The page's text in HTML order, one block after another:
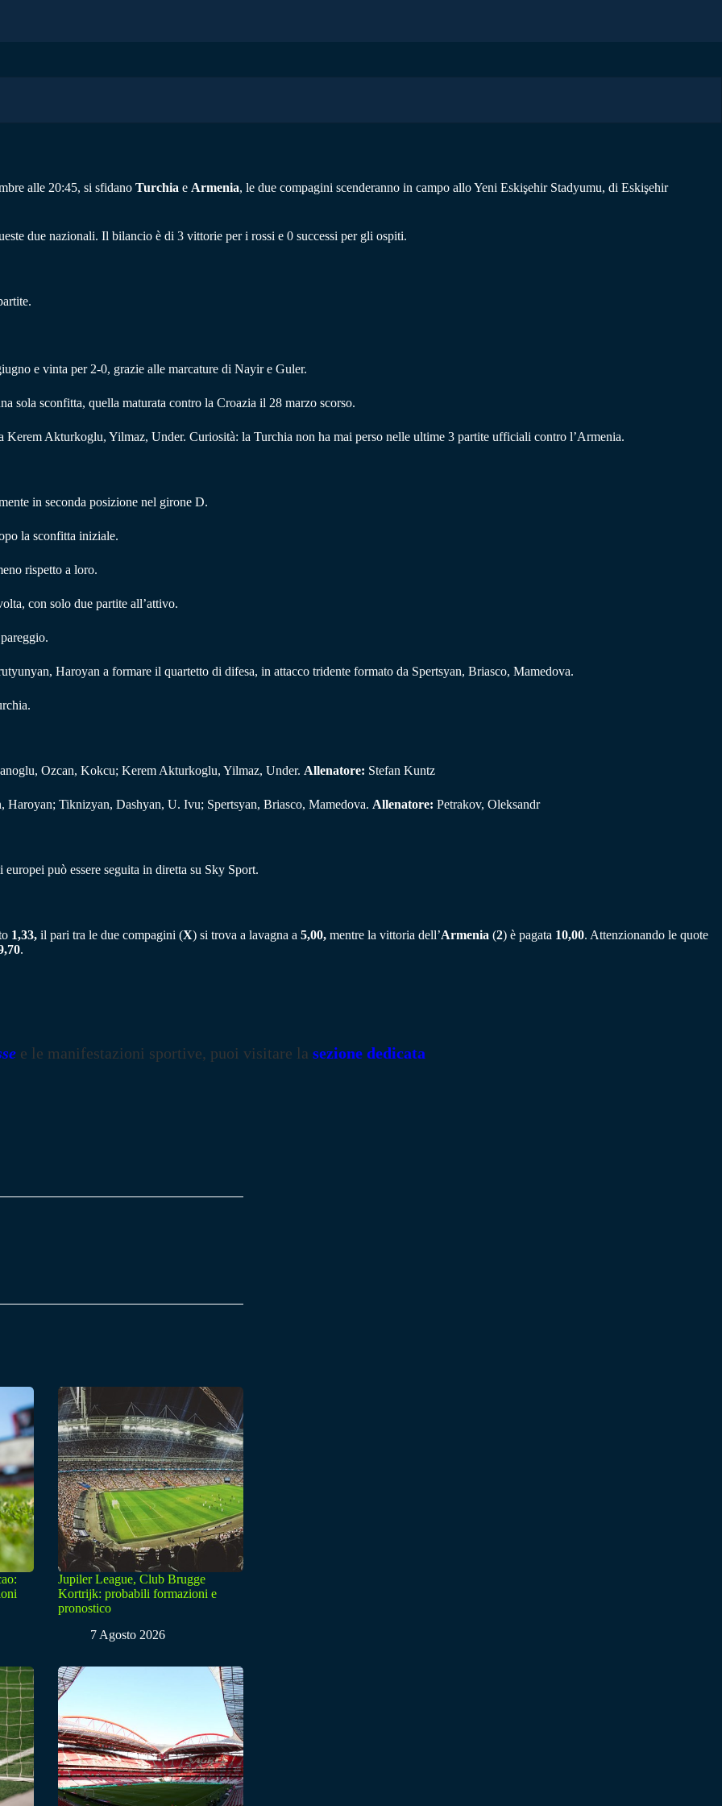
alle 20:45, si sfidano Turchia e Armenia, le due compagini scenderanno in campo allo Yeni Eskişehir Stadyumu, di Eskişehir
due nazionali. Il bilancio è di 3 vittorie per i rossi e 0 successi per gli ospiti.
e vinta per 2-0, grazie alle marcature di Nayir e Guler.
sola sconfitta, quella maturata contro la Croazia il 28 marzo scorso.
Kerem Akturkoglu, Yilmaz, Under. Curiosità: la Turchia non ha mai perso nelle ultime 3 partite ufficiali contro l’Armenia.
in seconda posizione nel girone D.
la sconfitta iniziale.
rispetto a loro.
con solo due partite all’attivo.
Haroyan a formare il quartetto di difesa, in attacco tridente formato da Spertsyan, Briasco, Mamedova.
Ozcan, Kokcu; Kerem Akturkoglu, Yilmaz, Under. Allenatore: Stefan Kuntz
Tiknizyan, Dashyan, U. Ivu; Spertsyan, Briasco, Mamedova. Allenatore: Petrakov, Oleksandr
può essere seguita in diretta su Sky Sport.
1,33, il pari tra le due compagini (X) si trova a lavagna a 5,00, mentre la vittoria dell’Armenia (2) è pagata 10,00. Attenzionando le quote
.
e le manifestazioni sportive, puoi visitare la sezione dedicata
Jupiler League, Club Brugge
Kortrijk: probabili formazioni e
pronostico
7 Agosto 2026